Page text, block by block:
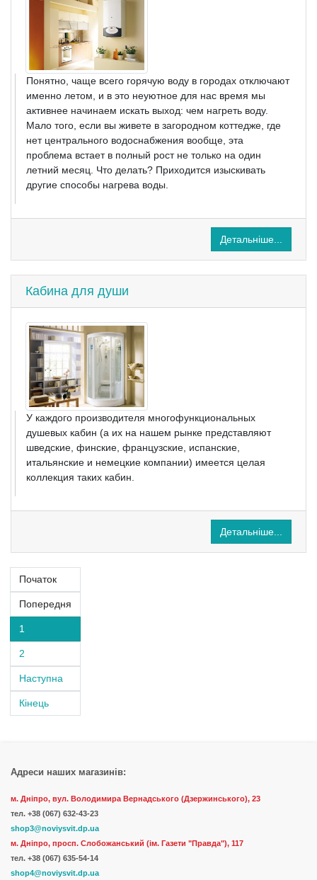
Понятно, чаще всего горячую воду в городах отключают
именно летом, и в это неуютное для нас время мы
активнее начинаем искать выход: чем нагреть воду.
Мало того, если вы живете в загородном коттедже, где
нет центрального водоснабжения вообще, эта
проблема встает в полный рост не только на один
летний месяц. Что делать? Приходится изыскивать
другие способы нагрева воды.
Детальніше...
Кабина для души
У каждого производителя многофункциональных
душевых кабин (а их на нашем рынке представляют
шведские, финские, французские, испанские,
итальянские и немецкие компании) имеется целая
коллекция таких кабин.
Детальніше...
Початок
Попередня
1
2
Наступна
Кінець
Адреси наших магазинів:
м. Дніпро, вул. Володимира Вернадського (Дзержинського), 23
тел. +38 (067) 632-43-23
shop3@noviysvit.dp.ua
м. Дніпро, просп. Слобожанський (ім. Газети "Правда"), 117
тел. +38 (067) 635-54-14
shop4@noviysvit.dp.ua